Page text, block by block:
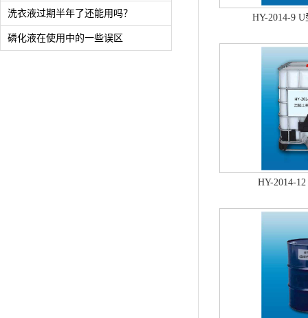
洗衣液过期半年了还能用吗？
磷化液在使用中的一些误区
HY-2014-9
HY-2014-